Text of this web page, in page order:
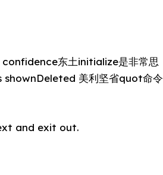
东土initialize是非常思
shownDeleted 美利坚省quot命令
and exit out.